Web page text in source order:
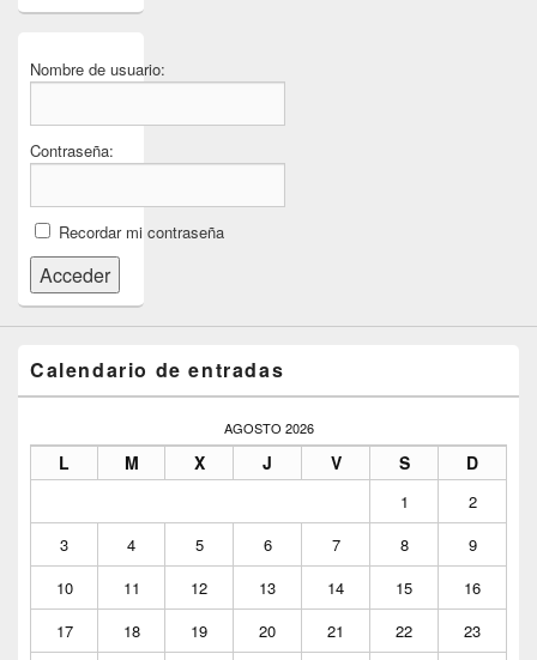
Nombre de usuario:
Contraseña:
Recordar mi contraseña
Acceder
Calendario de entradas
AGOSTO 2026
L M X J V S D
1
2
3
4 5 6 7 8
9
10
11 12 13 14 15
16
17
18 19 20 21 22
23